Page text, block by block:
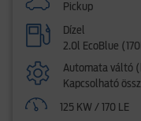
Pickup
Dízel
2.0l EcoBlue
Automata váltó
Kapcsolható
125 KW / 170 LE